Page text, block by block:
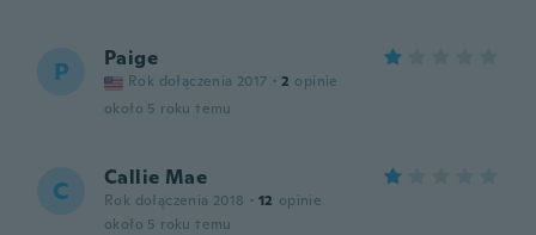
P Paige
Rok dołączenia 2017 · 2 opinie
około 5 roku temu
C Callie Mae
Rok dołączenia 2018 · 12 opinie
około 5 roku temu